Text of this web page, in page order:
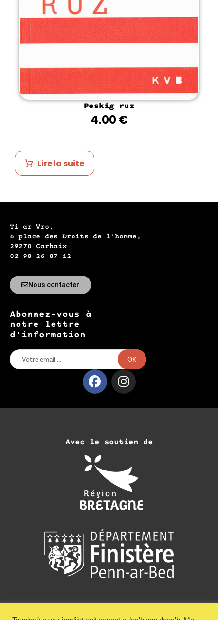
Peskig ruz
4.00 €
Lire la suite
Ti ar Vro,
6 place des Droits de l’homme,
29270 Carhaix
02 98 26 87 12
Nous contacter
Abonnez-vous à
notre lettre
d'information
OK
Avec le soutien de